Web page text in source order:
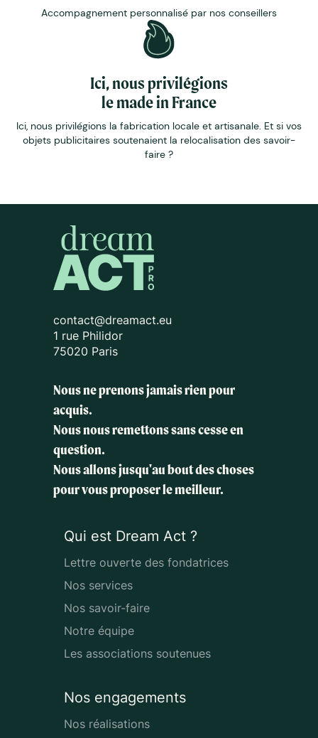
Accompagnement personnalisé par nos conseillers
Ici, nous privilégions
le made in France
Ici, nous privilégions la fabrication locale et artisanale. Et si vos
objets publicitaires soutenaient la relocalisation des savoir-
faire ?
contact@dreamact.eu
1 rue Philidor
75020 Paris
Nous ne prenons jamais rien pour
acquis.
Nous nous remettons sans cesse en
question.
Nous allons jusqu'au bout des choses
pour vous proposer le meilleur.
Qui est Dream Act ?
Lettre ouverte des fondatrices
Nos services
Nos savoir-faire
Notre équipe
Les associations soutenues
Nos engagements
Nos réalisations